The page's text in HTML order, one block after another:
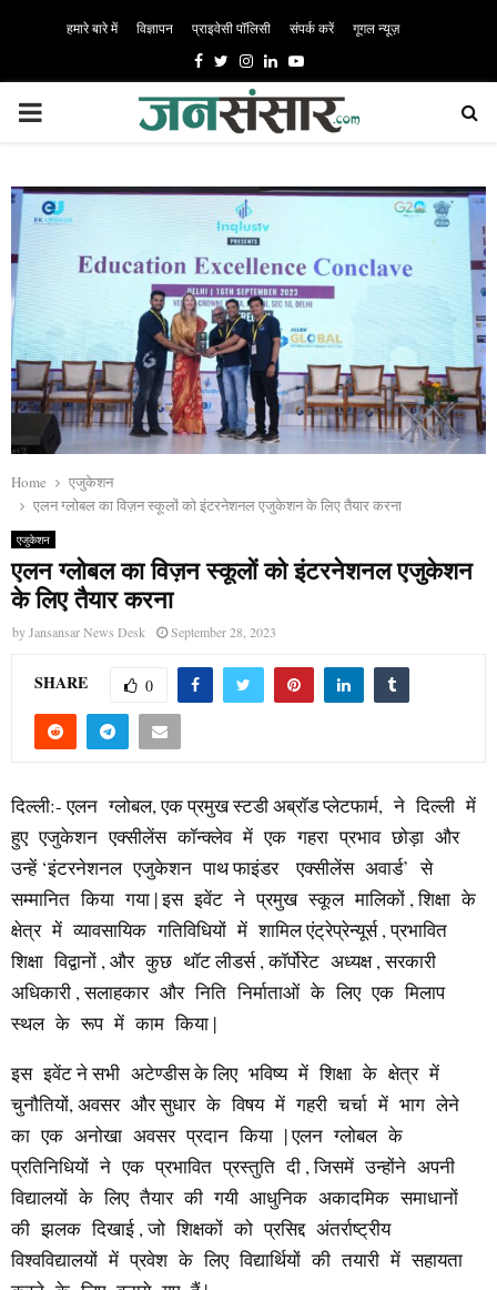
हमारे बारे में विज्ञापन प्राइवेसी पॉलिसी संपर्क करें गूगल न्यूज़
Facebook
TwitterInstagram
LinkedinYoutube
PRIMARY
Home
एजुकेशन
एलन ग्लोबल का विज़न स्कूलों को इंटरनेशनल एजुकेशन के लिए तैयार करना
एजुकेशन
एलन ग्लोबल का विज़न स्कूलों को इंटरनेशनल एजुकेशन
के लिए तैयार करना
byJansansar News Desk September 28, 2023
SHARE 0
दिल्ली:- एलन ग्लोबल, एक प्रमुख स्टडी अब्रॉड प्लेटफार्म, ने दिल्ली में
हुए एजुकेशन एक्सीलेंस कॉन्क्लेव में एक गहरा प्रभाव छोड़ा और
उन्हें ‘इंटरनेशनल एजुकेशन पाथ फाइंडर एक्सीलेंस अवार्ड’ से
सम्मानित किया गया | इस इवेंट ने प्रमुख स्कूल मालिकों , शिक्षा के
क्षेत्र में व्यावसायिक गतिविधियों में शामिल एंट्रेप्रेन्यूर्स , प्रभावित
शिक्षा विद्वानों , और कुछ थॉट लीडर्स , कॉर्पोरेट अध्यक्ष , सरकारी
अधिकारी , सलाहकार और निति निर्माताओं के लिए एक मिलाप
स्थल के रूप में काम किया |
इस इवेंट ने सभी अटेण्डीस के लिए भविष्य में शिक्षा के क्षेत्र में
चुनौतियों, अवसर और सुधार के विषय में गहरी चर्चा में भाग लेने
का एक अनोखा अवसर प्रदान किया | एलन ग्लोबल के
प्रतिनिधियों ने एक प्रभावित प्रस्तुति दी , जिसमें उन्होंने अपनी
विद्यालयों के लिए तैयार की गयी आधुनिक अकादमिक समाधानों
की झलक दिखाई , जो शिक्षकों को प्रसिद्द अंतर्राष्ट्रीय
विश्वविद्यालयों में प्रवेश के लिए विद्यार्थियों की तयारी में सहायता